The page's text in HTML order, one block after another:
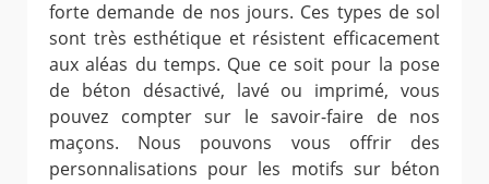
forte demande de nos jours. Ces types de sol
sont très esthétique et résistent efficacement
aux aléas du temps. Que ce soit pour la pose
de béton désactivé, lavé ou imprimé, vous
pouvez compter sur le savoir-faire de nos
maçons. Nous pouvons vous offrir des
personnalisations pour les motifs sur béton